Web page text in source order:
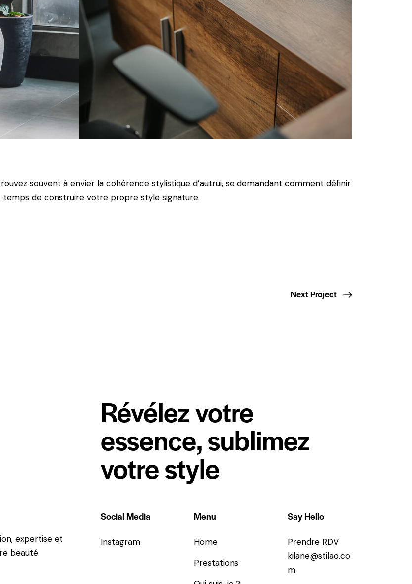
souvent à envier la cohérence stylistique d’autrui, se demandant comment définir
temps de construire votre propre style signature.
Next Project
Révélez votre
essence, sublimez
votre style
expertise et
beauté
Social Media
Instagram
Menu
Home
Prestations
Say Hello
Prendre RDV
kilane@stilao.co
m